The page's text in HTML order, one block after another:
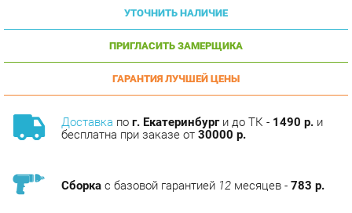
ПРИГЛАСИТЬ ЗАМЕРЩИКА
ГАРАНТИЯ ЛУЧШЕЙ ЦЕНЫ
Доставкапог. Екатеринбурги до ТК -1490 р.и